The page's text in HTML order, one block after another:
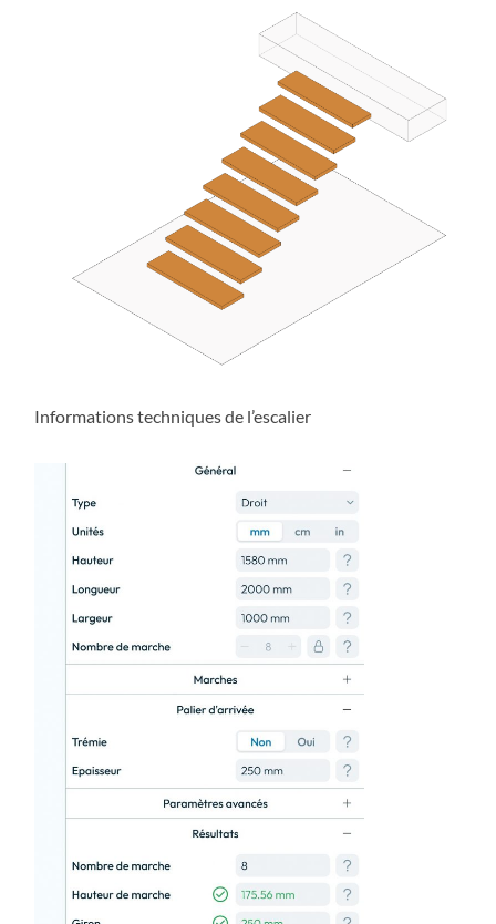
Informations techniques de l’escalier